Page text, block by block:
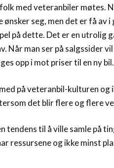
med veteranbiler møtes.
ønsker seg, men det er få av
på dette. Det er en utrolig
Når man ser på salgssider
opp i mot priser til en ny bil.
på veteranbil-kulturen og
det blir flere og flere
tendens til å ville samle på
ressursene og ikke minst